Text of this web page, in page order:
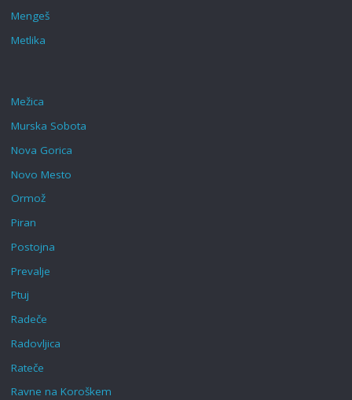
Mengeš
Metlika
Mežica
Murska Sobota
Nova Gorica
Novo Mesto
Ormož
Piran
Postojna
Prevalje
Ptuj
Radeče
Radovljica
Rateče
Ravne na Koroškem‎